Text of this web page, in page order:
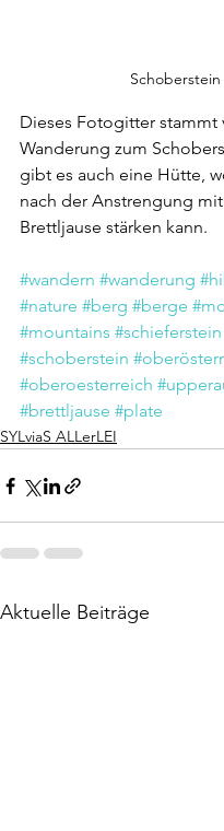
Schoberstein
Dieses Fotogitter stammt
Wanderung zum
gibt es auch eine Hütte,
nach der Anstrengung
Brettljause stärken kann.
#wandern #wanderung
#nature #berg #berge
#mountains #schieferstein
#schoberstein
#oberoesterreich
#brettljause #plate
SYLviaS ALLerLEI
Aktuelle Beiträge